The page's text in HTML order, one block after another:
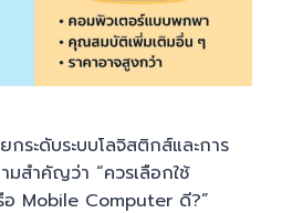
ระดับระบบโลจิสติกส์และการ
สำคัญว่า “ควรเลือกใช้
Mobile Computer ดี?”